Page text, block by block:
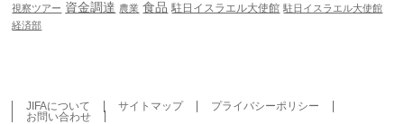
視察ツアー 資金調達 農業 食品 駐日イスラエル大使館 駐日イスラエル大使館
経済部
JIFAについて サイトマップ
プライバシーポリシー
お問い合わせ